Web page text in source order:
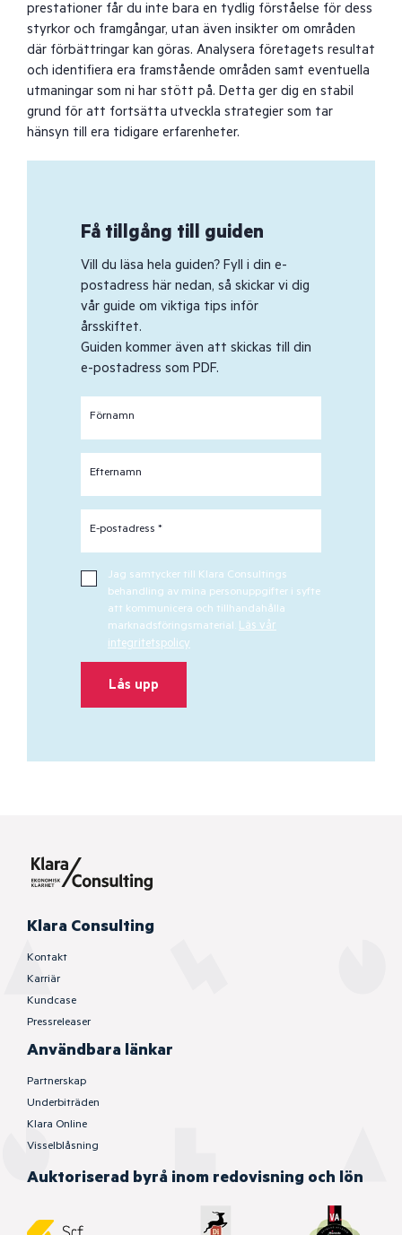
prestationer får du inte bara en tydlig förståelse för dess
styrkor och framgångar, utan även insikter om områden
där förbättringar kan göras. Analysera företagets resultat
och identifiera era framstående områden samt eventuella
utmaningar som ni har stött på. Detta ger dig en stabil
grund för att fortsätta utveckla strategier som tar
hänsyn till era tidigare erfarenheter.
Få tillgång till guiden
Vill du läsa hela guiden? Fyll i din e-
postadress här nedan, så skickar vi dig
vår guide om viktiga tips inför
årsskiftet.
Guiden kommer även att skickas till din
e-postadress som PDF.
Förnamn
Efternamn
E-postadress *
Jag samtycker till Klara Consultings
behandling av mina personuppgifter i syfte
att kommunicera och tillhandahålla
marknadsföringsmaterial. Läs vår
integritetspolicy
Lås upp
Klara Consulting
Kontakt
Karriär
Kundcase
Pressreleaser
Användbara länkar
Partnerskap
Underbiträden
Klara Online
Visselblåsning
Auktoriserad byrå inom redovisning och lön